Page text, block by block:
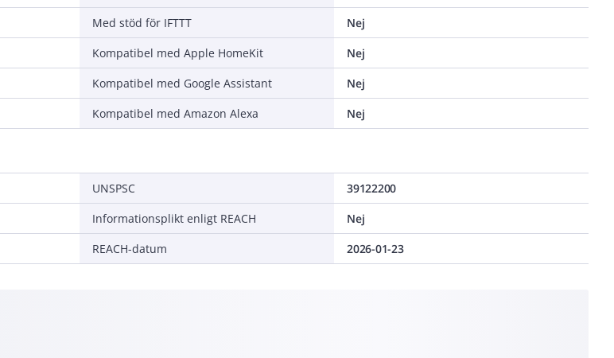
Med stöd för IFTTT
Nej
Kompatibel med Apple HomeKit
Nej
Kompatibel med Google Assistant
Nej
Kompatibel med Amazon Alexa
Nej
UNSPSC
39122200
Informationsplikt enligt REACH
Nej
REACH-datum
2026-01-23